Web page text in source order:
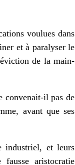
voulues dans
et à paralyser le
de la main-
convenait-il pas de
avant que ses
industriel, et leurs
aristocratie